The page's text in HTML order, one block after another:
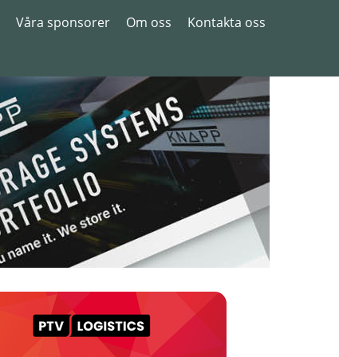
Våra sponsorer Om oss
Kontakta oss